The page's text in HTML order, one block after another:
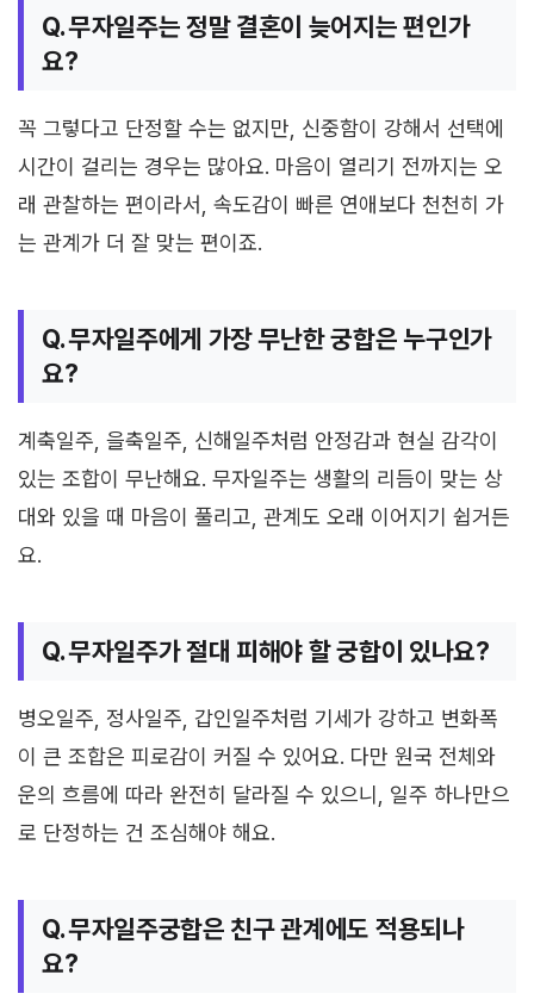
Q. 무자일주는 정말 결혼이 늦어지는 편인가
요?
꼭 그렇다고 단정할 수는 없지만, 신중함이 강해서 선택에
시간이 걸리는 경우는 많아요. 마음이 열리기 전까지는 오
래 관찰하는 편이라서, 속도감이 빠른 연애보다 천천히 가
는 관계가 더 잘 맞는 편이죠.
Q. 무자일주에게 가장 무난한 궁합은 누구인가
요?
계축일주, 을축일주, 신해일주처럼 안정감과 현실 감각이
있는 조합이 무난해요. 무자일주는 생활의 리듬이 맞는 상
대와 있을 때 마음이 풀리고, 관계도 오래 이어지기 쉽거든
요.
Q. 무자일주가 절대 피해야 할 궁합이 있나요?
병오일주, 정사일주, 갑인일주처럼 기세가 강하고 변화폭
이 큰 조합은 피로감이 커질 수 있어요. 다만 원국 전체와
운의 흐름에 따라 완전히 달라질 수 있으니, 일주 하나만으
로 단정하는 건 조심해야 해요.
Q. 무자일주궁합은 친구 관계에도 적용되나
요?